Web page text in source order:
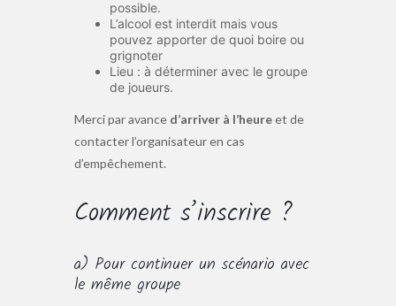
possible.
L’alcool est interdit mais vous
pouvez apporter de quoi boire ou
grignoter
Lieu : à déterminer avec le groupe
de joueurs.
Merci par avance d’arriver à l’heureet de
contacter l’organisateur en cas
d’empêchement.
Comment s’inscrire ?
a) Pour continuer un scénario avec
le même groupe